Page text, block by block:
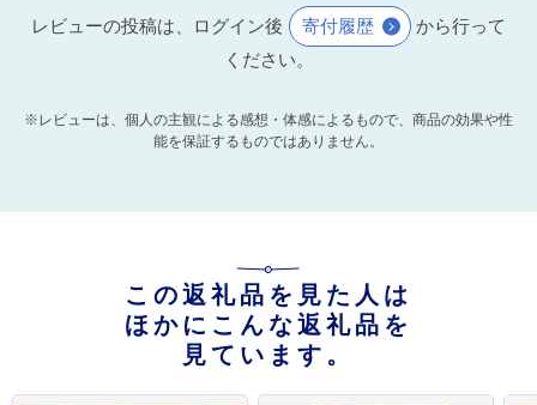
レビューの投稿は、ログイン後 寄付履歴
から行って
ください。
※レビューは、個人の主観による感想・体感によるもので、商品の効果や性
能を保証するものではありません。
この返礼品を見た人は
ほかにこんな返礼品を
見ています。